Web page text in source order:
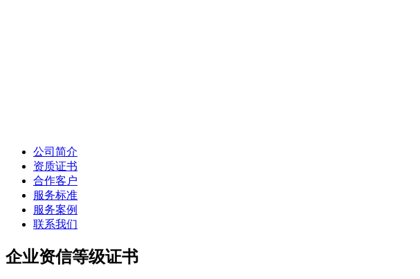
公司简介
资质证书
合作客户
服务标准
服务案例
联系我们
企业资信等级证书